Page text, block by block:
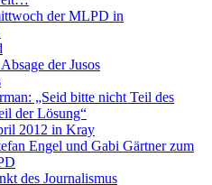
der MLPD in
der Jusos
„Seid bitte nicht Teil des
der Lösung“
2012 in Kray
Engel und Gabi Gärtner zum
des Journalismus